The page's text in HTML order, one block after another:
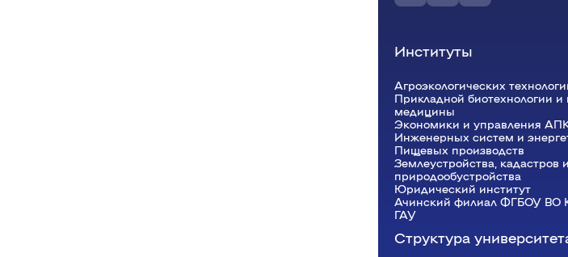
Институты
Агроэкологических
Прикладной биотехнологии и
медицины
Экономики и управления
Инженерных систем и
Пищевых производств
Землеустройства, кадастров и
природообустройства
Юридический институт
Ачинский филиал ФГБОУ ВО
ГАУ
Структура